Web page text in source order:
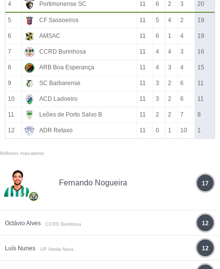
4 Portimonense SC 11 6 2 3 20
5 CF Sassoeiros 11 5 4 2 19
6 AMSAC 11 6 1 4 19
7 CCRD Burinhosa 11 4 4 3 16
8 ARB Boa Esperança 11 4 3 4 15
9 SC Barbarense 11 3 2 6 11
10 ACD Ladoeiro 11 3 2 6 11
11 Leões de Porto Salvo B 11 2 2 7 8
12 ADR Retaxo 11 0 1 10 1
Melhores marcadores
Fernando Nogueira 17
Octávio Alves CCRD Burinhosa 12
Luís Nunes UP Venda Nova 12